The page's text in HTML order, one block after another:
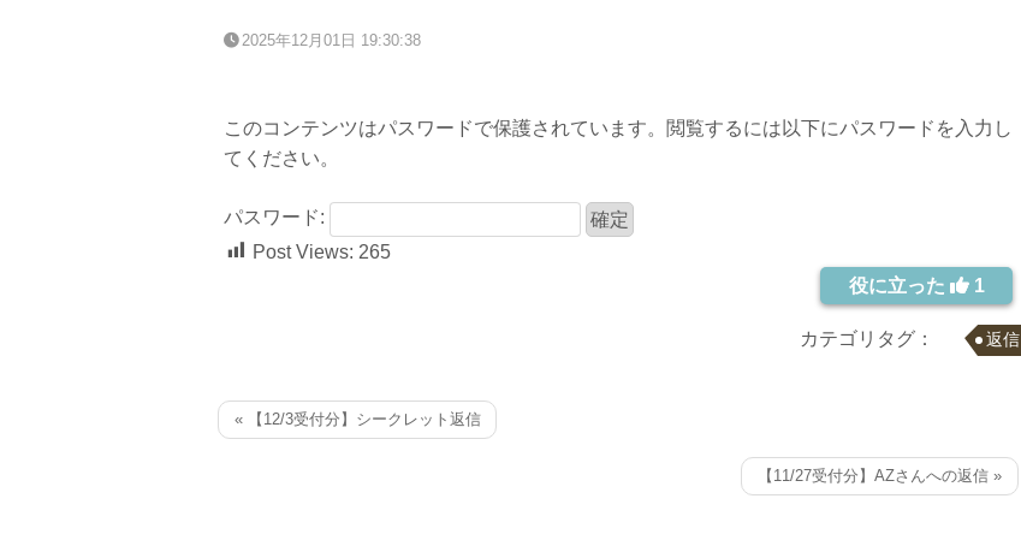
2025年12月01日 19:30:38
このコンテンツはパスワードで保護されています。閲覧するには以下にパスワードを入力し
てください。
パスワード:
Post Views: 265
役に立った
1
カテゴリタグ： 返信
« 【12/3受付分】シークレット返信
【11/27受付分】AZさんへの返信 »